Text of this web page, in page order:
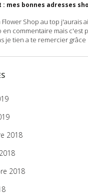
: mes bonnes adresses
Flower Shop au top j'aurais
en commentaire mais c'est
je tien a te remercier grâce
2018
2018